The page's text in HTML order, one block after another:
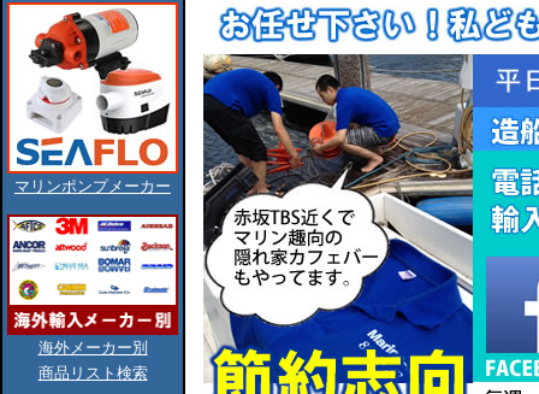
マリンポンプメーカー
海外メーカー別
商品リスト検索